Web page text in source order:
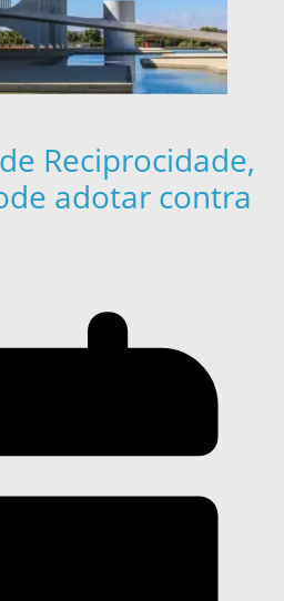
Reciprocidade,
adotar contra